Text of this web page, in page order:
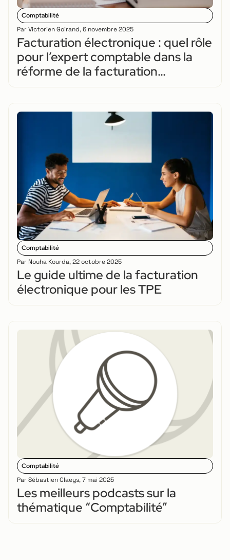
Comptabilité
Par Victorien Goirand,6 novembre 2025
Facturation électronique : quel rôle
pour l’expert comptable dans la
réforme de la facturation
Comptabilité
Par Nouha Kourda,22 octobre 2025
Le guide ultime de la facturation
électronique pour les TPE
Comptabilité
Par Sébastien Claeys,7 mai 2025
Les meilleurs podcasts sur la
thématique “Comptabilité”